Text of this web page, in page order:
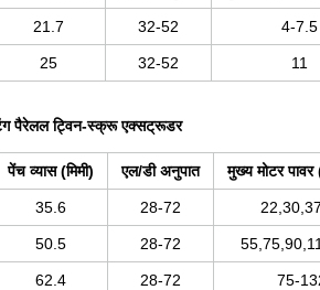
21.7 32-52 4-7.5
25 32-52 11
पैरेलल ट्विन-स्क्रू एक्सट्रूडर
पेंच व्यास (मिमी) एल/डी अनुपात मुख्य मोटर पावर
35.6 28-72
50.5 28-72
62.4 28-72 75-